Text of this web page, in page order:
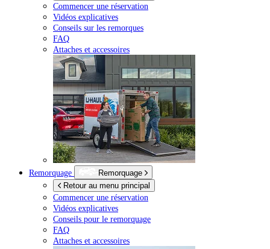
Commencer une réservation
Vidéos explicatives
Conseils sur les remorques
FAQ
Attaches et accessoires
Remorquage
Remorquage
Retour au menu principal
Commencer une réservation
Vidéos explicatives
Conseils pour le remorquage
FAQ
Attaches et accessoires